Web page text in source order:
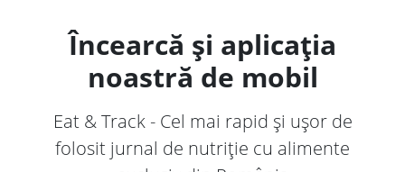
Încearcă și aplicația
noastră de mobil
Eat & Track - Cel mai rapid și ușor de
folosit jurnal de nutriție cu alimente